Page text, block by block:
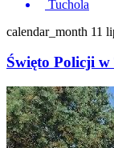
Tuchola
calendar_month 11
Święto Policji